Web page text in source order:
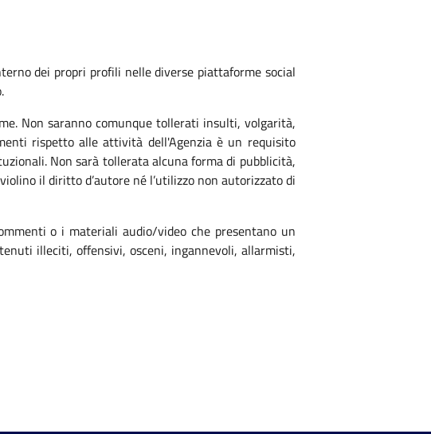
dei propri profili nelle diverse piattaforme social
Non saranno comunque tollerati insulti, volgarità,
rispetto alle attività dell'Agenzia è un requisito
Non sarà tollerata alcuna forma di pubblicità,
il diritto d’autore né l’utilizzo non autorizzato di
o i materiali audio/video che presentano un
illeciti, offensivi, osceni, ingannevoli, allarmisti,